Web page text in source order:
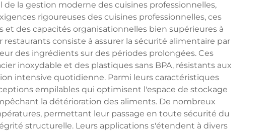
la gestion moderne des cuisines professionnelles,
rigoureuses des cuisines professionnelles, ces
des capacités organisationnelles bien supérieures à
consiste à assurer la sécurité alimentaire par
des ingrédients sur des périodes prolongées. Ces
inoxydable et des plastiques sans BPA, résistants aux
intensive quotidienne. Parmi leurs caractéristiques
empilables qui optimisent l'espace de stockage
la détérioration des aliments. De nombreux
permettant leur passage en toute sécurité du
structurelle. Leurs applications s'étendent à divers